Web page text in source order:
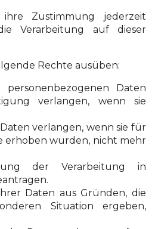
Zustimmung jederzeit
Verarbeitung auf dieser
Rechte ausüben:
Daten
verlangen, wenn sie
verlangen, wenn sie für
erhoben wurden, nicht mehr
der Verarbeitung in
Daten aus Gründen, die
Situation ergeben,